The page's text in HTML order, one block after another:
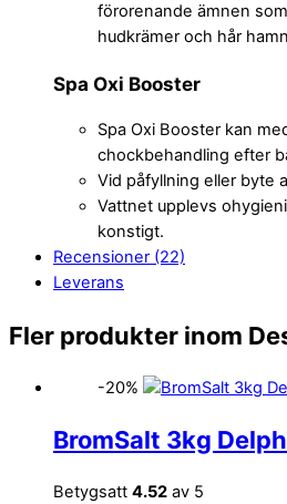
förorenande ämnen
hudkrämer och hår
Spa Oxi Booster
Spa Oxi Booster kan
chockbehandling efter
Vid påfyllning eller byte
Vattnet upplevs
konstigt.
Recensioner (22)
Leverans
Fler produkter inom
-20%
BromSalt 3kg
Betygsatt 4.52 av 5